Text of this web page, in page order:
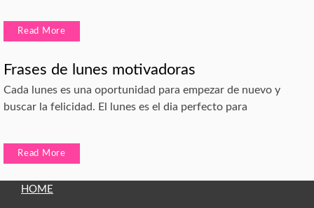
Read More
Frases de lunes motivadoras
Cada lunes es una oportunidad para empezar de nuevo y
buscar la felicidad. El lunes es el dia perfecto para
Read More
HOME